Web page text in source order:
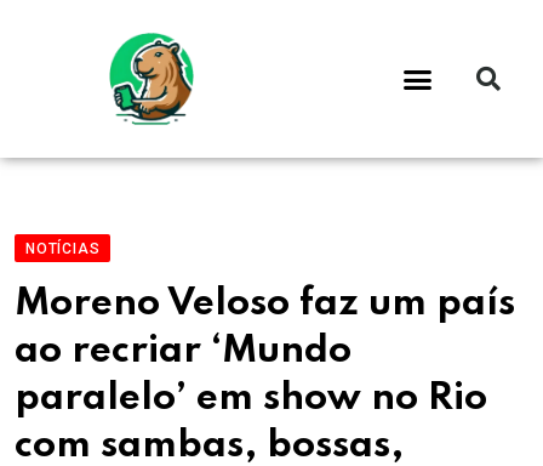
NOTÍCIAS
Moreno Veloso faz um país
ao recriar ‘Mundo
paralelo’ em show no Rio
com sambas, bossas,